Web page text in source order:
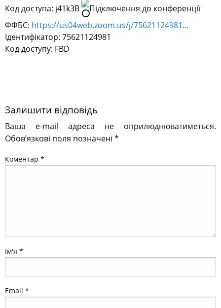
Код доступа: j41k3B
Підключення до конференції
ФФБС: https://us04web.zoom.us/j/75621124981…
Ідентифікатор: 75621124981
Код доступу: FBD
Залишити відповідь
Ваша e-mail адреса не оприлюднюватиметься.
Обов’язкові поля позначені *
Коментар *
Ім'я *
Email *